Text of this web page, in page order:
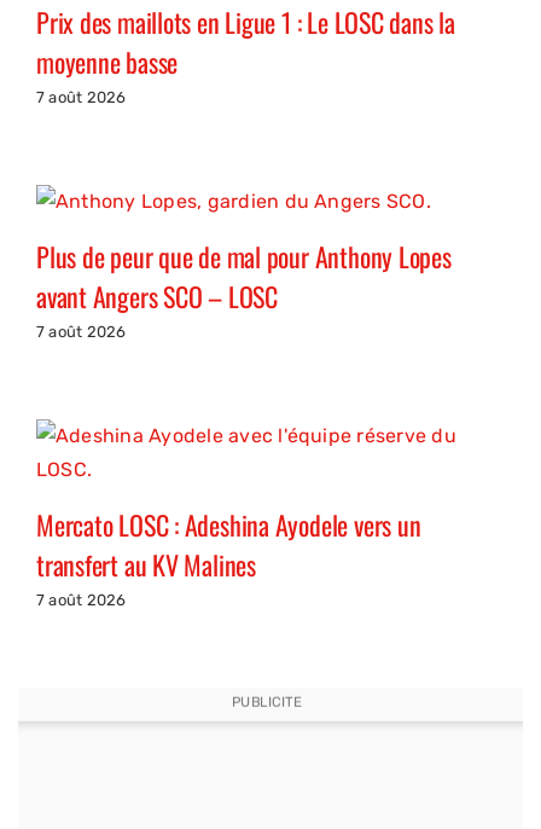
Prix des maillots en Ligue 1 : Le LOSC dans la
moyenne basse
7 août 2026
Plus de peur que de mal pour Anthony Lopes
avant Angers SCO – LOSC
7 août 2026
Mercato LOSC : Adeshina Ayodele vers un
transfert au KV Malines
7 août 2026
PUBLICITE